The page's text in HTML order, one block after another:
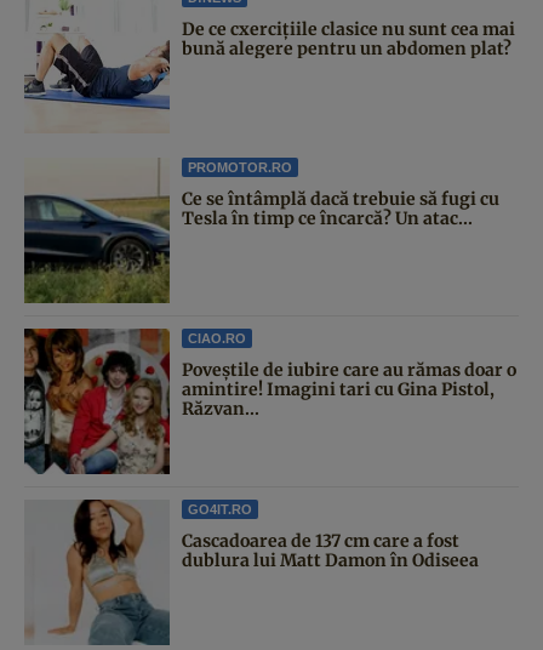
De ce cxercițiile clasice nu sunt cea mai
bună alegere pentru un abdomen plat?
PROMOTOR.RO
Ce se întâmplă dacă trebuie să fugi cu
Tesla în timp ce încarcă? Un atac...
CIAO.RO
Poveştile de iubire care au rămas doar o
amintire! Imagini tari cu Gina Pistol,
Răzvan...
GO4IT.RO
Cascadoarea de 137 cm care a fost
dublura lui Matt Damon în Odiseea